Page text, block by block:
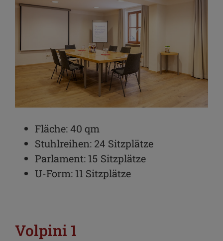
Fläche: 40 qm
Stuhlreihen: 24 Sitzplätze
Parlament: 15 Sitzplätze
U-Form: 11 Sitzplätze
Volpini 1